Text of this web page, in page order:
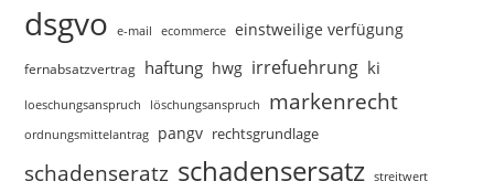
dsgvo e-mail ecommerce einstweilige verfügung
fernabsatzvertrag haftung hwg irrefuehrung ki
loeschungsanspruch löschungsanspruch markenrecht
ordnungsmittelantrag pangv rechtsgrundlage
schadenseratz schadensersatz streitwert